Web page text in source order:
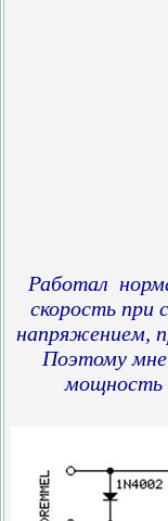
Работал
скорость при
напряжением,
Поэтому
мощность